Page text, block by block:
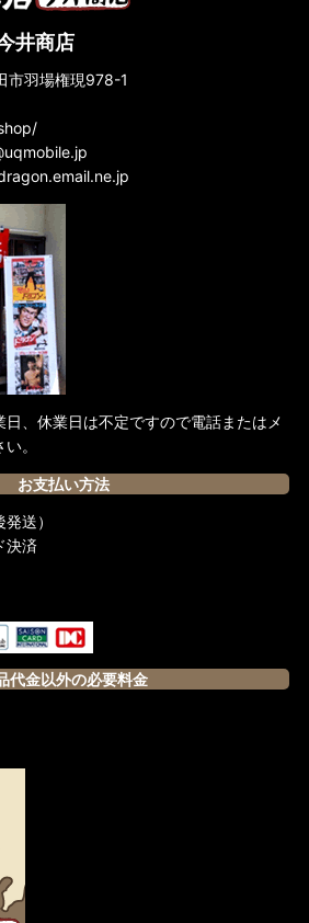
ス・リー魂の傑作
死のゲームだ！
了されるだろう
リーマニア
ブ・ドラゴン待望の日本語版
リーレヴュー
・リーフォーエバー
井商店
市羽場権現978-1
日、休業日は不定ですので電話またはメ
。
お支払い方法
送）
決済
代金以外の必要料金